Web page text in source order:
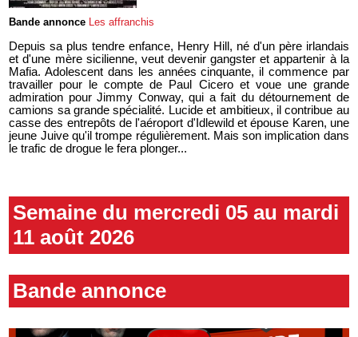
Bande annonce Les affranchis
Depuis sa plus tendre enfance, Henry Hill, né d'un père irlandais
et d'une mère sicilienne, veut devenir gangster et appartenir à la
Mafia. Adolescent dans les années cinquante, il commence par
travailler pour le compte de Paul Cicero et voue une grande
admiration pour Jimmy Conway, qui a fait du détournement de
camions sa grande spécialité. Lucide et ambitieux, il contribue au
casse des entrepôts de l'aéroport d'Idlewild et épouse Karen, une
jeune Juive qu'il trompe régulièrement. Mais son implication dans
le trafic de drogue le fera plonger...
Semaine du mercredi 05 au mardi
11 août 2026
Bande annonce